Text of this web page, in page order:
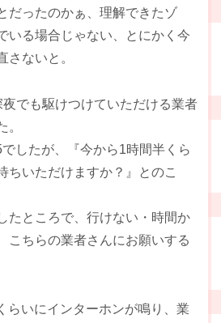
だったのかぁ、理解できたゾ
いる場合じゃない、とにかく今
さないと。
でも駆けつけていただける業者
。
したが、『今から1時間半くら
ちいただけますか？』とのこ
たところで、行けない・時間か
こちらの業者さんにお願いする
らいにインターホンが鳴り、業